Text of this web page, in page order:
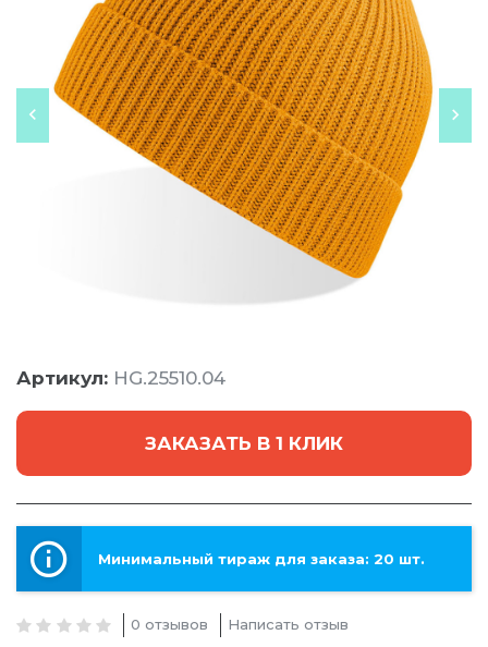
Артикул: HG.25510.04
ЗАКАЗАТЬ В 1 КЛИК
Минимальный тираж для заказа: 20 шт.
0 отзывов Написать отзыв